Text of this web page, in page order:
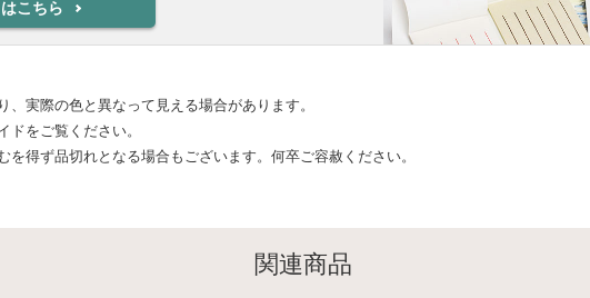
こちら
、実際の色と異なって見える場合があります。
ドをご覧ください。
を得ず品切れとなる場合もございます。何卒ご容赦ください。
関連商品